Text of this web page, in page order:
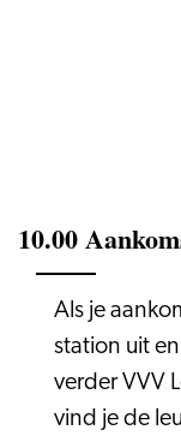
10.00
Als je
station uit
verder VVV
vind je de